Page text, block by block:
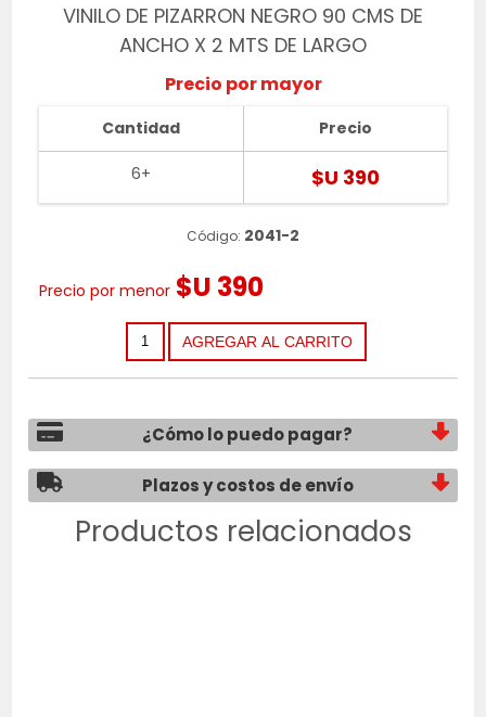
VINILO DE PIZARRON NEGRO 90 CMS DE
ANCHO X 2 MTS DE LARGO
Precio por mayor
Cantidad
6+
Precio
$U 390
Código: 2041-2
Precio por menor $U 390
¿Cómo lo puedo pagar?
Plazos y costos de envío
Productos relacionados